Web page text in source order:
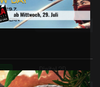
Digital 2D
Digital 2D